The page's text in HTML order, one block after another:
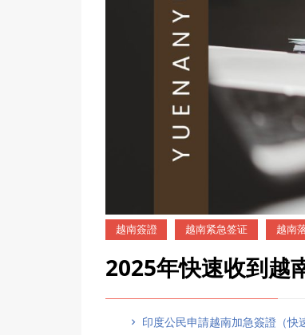
越南簽證 越南紧急签证 越南
2025年快速收到越
印度公民申請越南加急簽證（快